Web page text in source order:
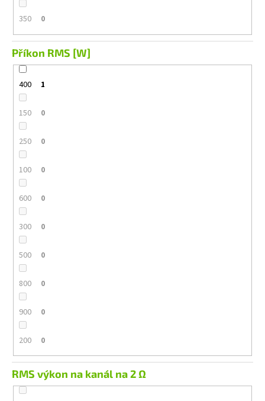
350 0
Příkon RMS [W]
400 1
150 0
250 0
100 0
600 0
300 0
500 0
800 0
900 0
200 0
RMS výkon na kanál na 2 Ω